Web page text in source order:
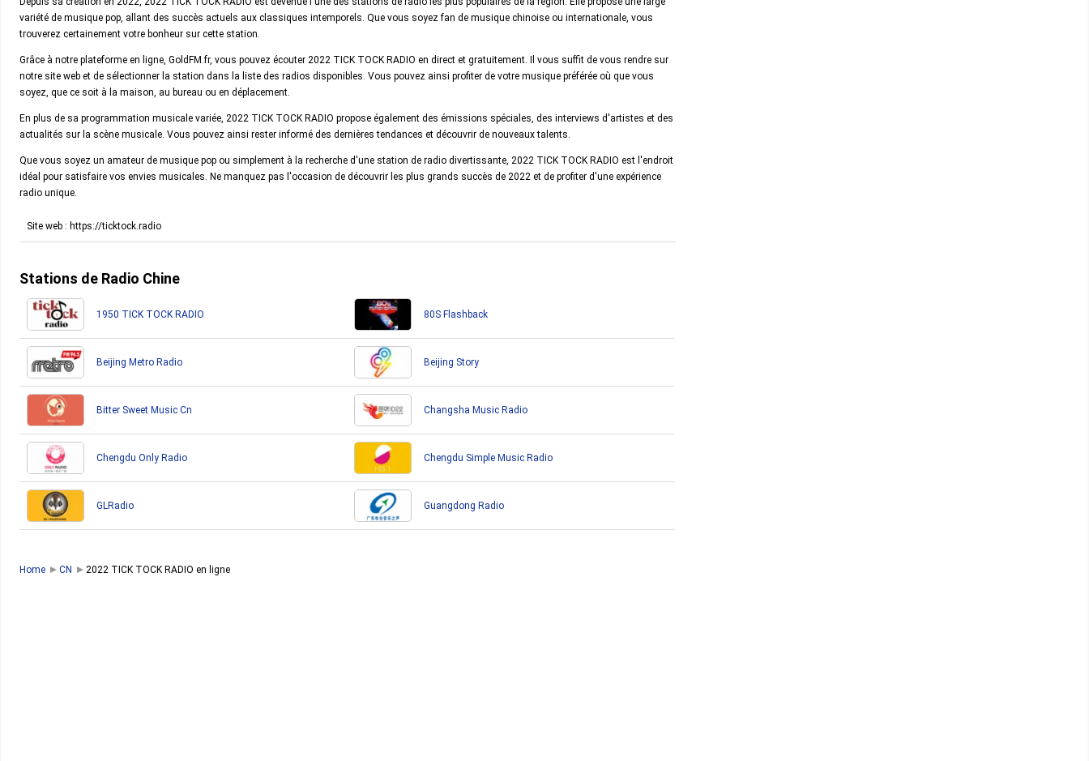
variété de musique pop, allant des succès actuels aux classiques intemporels. Que vous soyez fan de musique chinoise ou internationale, vous
trouverez certainement votre bonheur sur cette station.
Grâce à notre plateforme en ligne, GoldFM.fr, vous pouvez écouter 2022 TICK TOCK RADIO en direct et gratuitement. Il vous suffit de vous rendre sur
notre site web et de sélectionner la station dans la liste des radios disponibles. Vous pouvez ainsi profiter de votre musique préférée où que vous
soyez, que ce soit à la maison, au bureau ou en déplacement.
En plus de sa programmation musicale variée, 2022 TICK TOCK RADIO propose également des émissions spéciales, des interviews d'artistes et des
actualités sur la scène musicale. Vous pouvez ainsi rester informé des dernières tendances et découvrir de nouveaux talents.
Que vous soyez un amateur de musique pop ou simplement à la recherche d'une station de radio divertissante, 2022 TICK TOCK RADIO est l'endroit
idéal pour satisfaire vos envies musicales. Ne manquez pas l'occasion de découvrir les plus grands succès de 2022 et de profiter d'une expérience
radio unique.
Site web : https://ticktock.radio
Stations de Radio Chine
1950 TICK TOCK RADIO 80S Flashback
Beijing Metro Radio Beijing Story
Bitter Sweet Music Cn Changsha Music Radio
Chengdu Only Radio Chengdu Simple Music Radio
GLRadio Guangdong Radio
Home CN 2022 TICK TOCK RADIO en ligne